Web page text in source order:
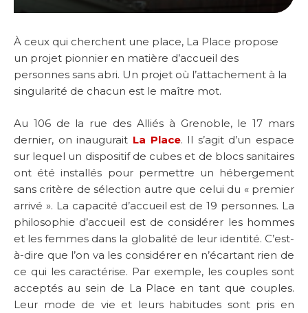
À ceux qui cherchent une place, La Place propose
un projet pionnier en matière d’accueil des
personnes sans abri. Un projet où l’attachement à la
singularité de chacun est le maître mot.
Au 106 de la rue des Alliés à Grenoble, le 17 mars
dernier, on inaugurait La Place. Il s’agit d’un espace
sur lequel un dispositif de cubes et de blocs sanitaires
ont été installés pour permettre un hébergement
sans critère de sélection autre que celui du « premier
arrivé ». La capacité d’accueil est de 19 personnes. La
philosophie d’accueil est de considérer les hommes
et les femmes dans la globalité de leur identité. C’est-
à-dire que l’on va les considérer en n’écartant rien de
ce qui les caractérise. Par exemple, les couples sont
acceptés au sein de La Place en tant que couples.
Leur mode de vie et leurs habitudes sont pris en